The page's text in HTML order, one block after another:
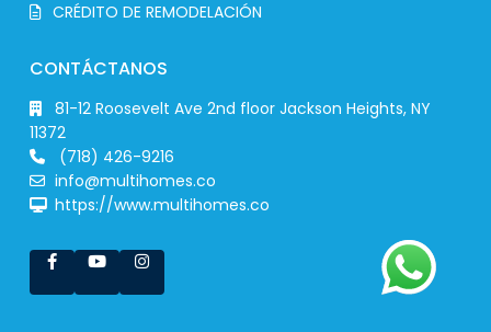
CRÉDITO DE REMODELACIÓN
CONTÁCTANOS
81-12 Roosevelt Ave 2nd floor Jackson Heights, NY
11372
(718) 426-9216
info@multihomes.co
https://www.multihomes.co